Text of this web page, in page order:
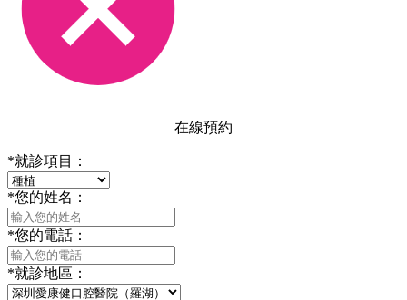
在線預約
*就診項目：
*您的姓名：
*您的電話：
*就診地區：